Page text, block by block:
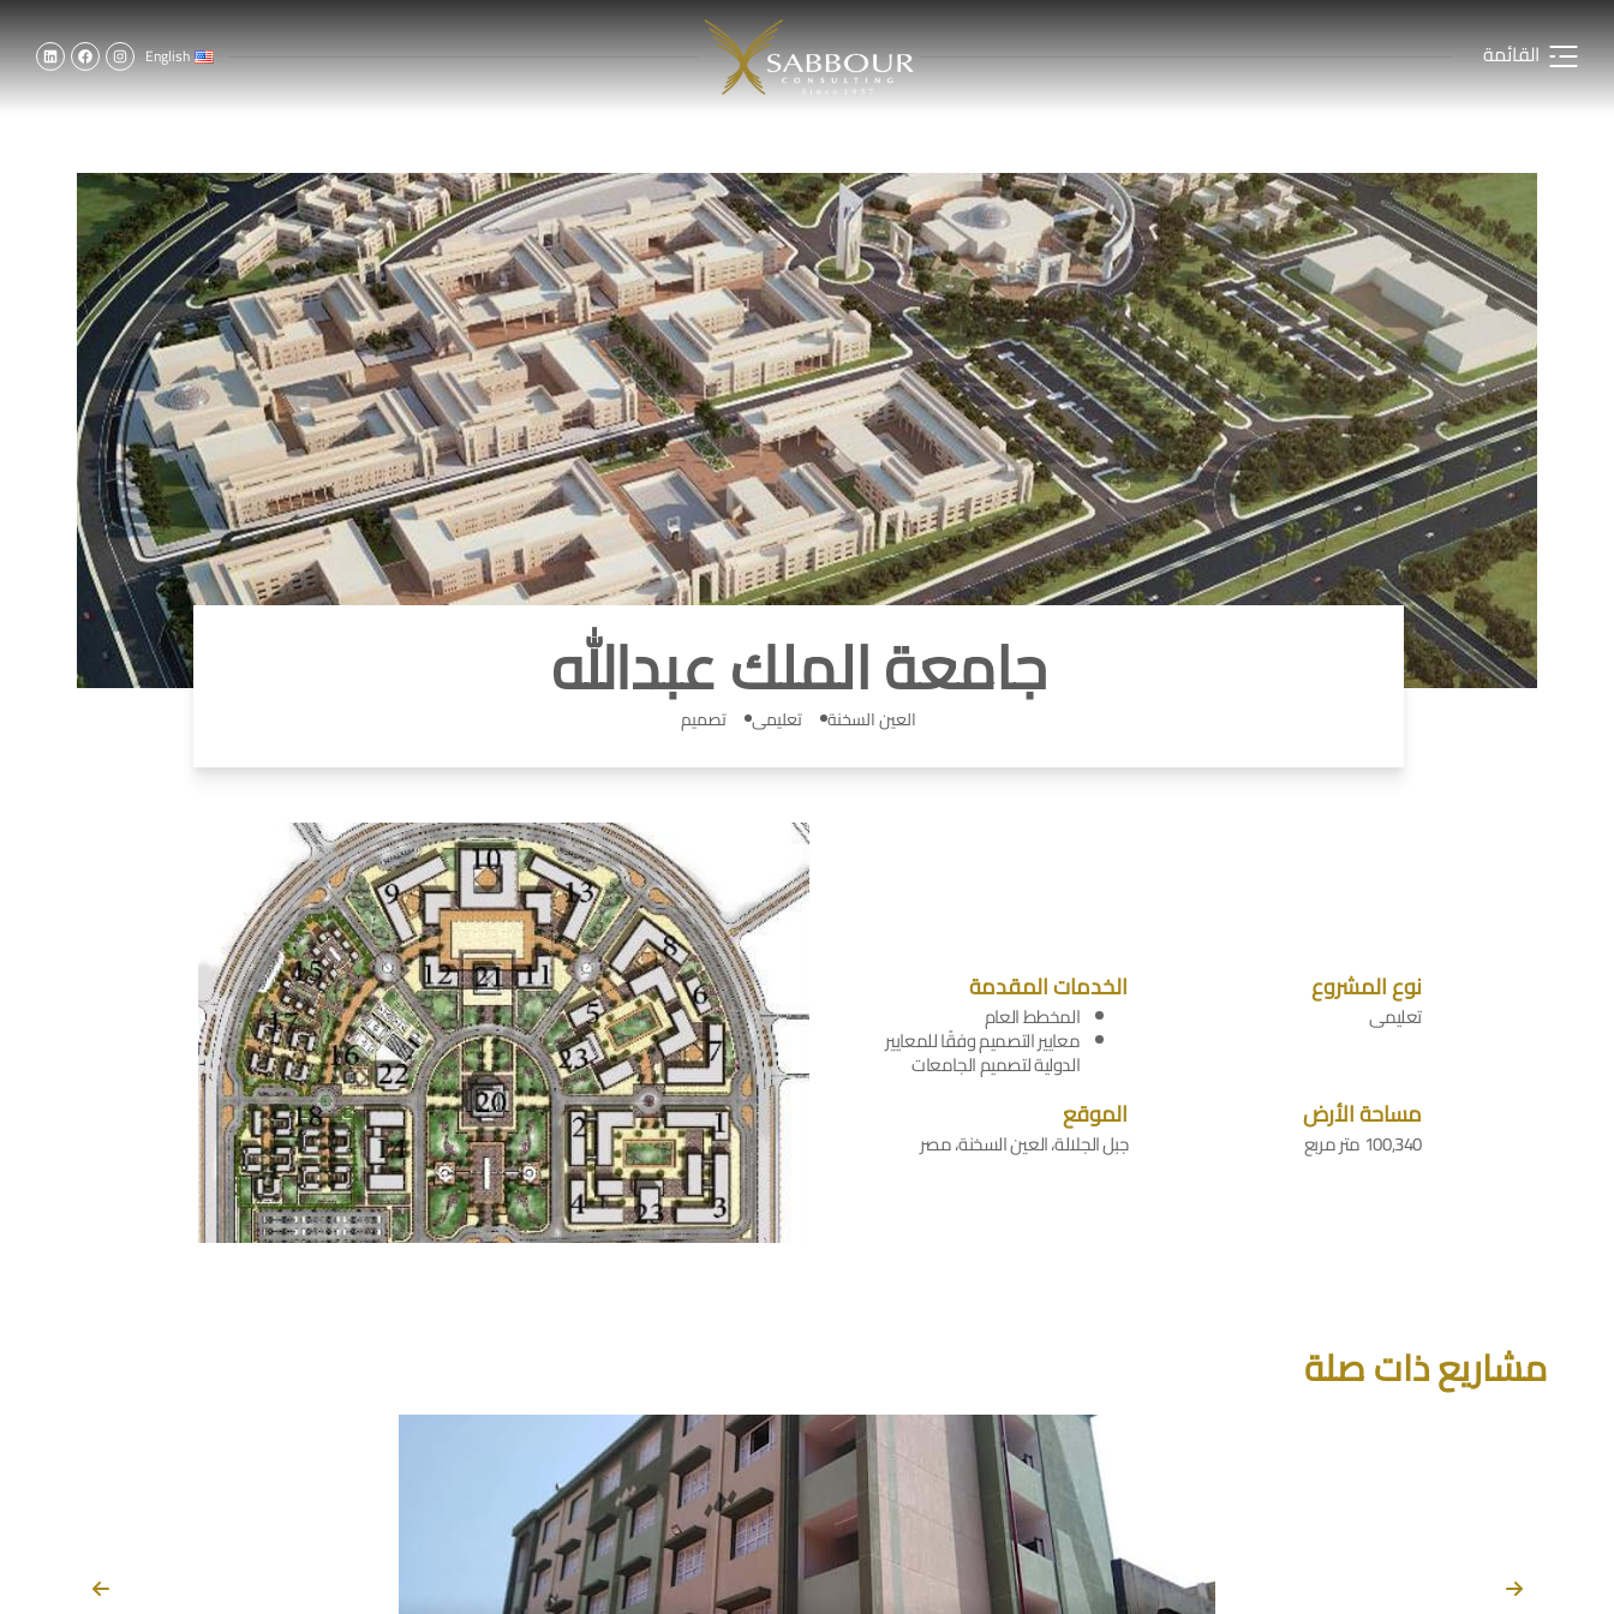
القائمة English
جامعة الملك عبدالله
العين السخنة تعليمى تصميم
نوع المشروع
تعليمى
الخدمات المقدمة
المخطط العام
معايير التصميم وفقًا للمعايير
الدولية لتصميم الجامعات
مساحة الأرض
100,340 متر مربع
الموقع
جبل الجلالة، العين السخنة، مصر
مشاريع ذات صلة